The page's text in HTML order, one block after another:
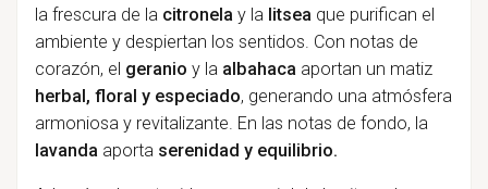
la frescura de la citronela y la litsea que purifican el
ambiente y despiertan los sentidos. Con notas de
corazón, el geranio y la albahaca aportan un matiz
herbal, floral y especiado, generando una atmósfera
armoniosa y revitalizante. En las notas de fondo, la
lavanda aporta serenidad y equilibrio.